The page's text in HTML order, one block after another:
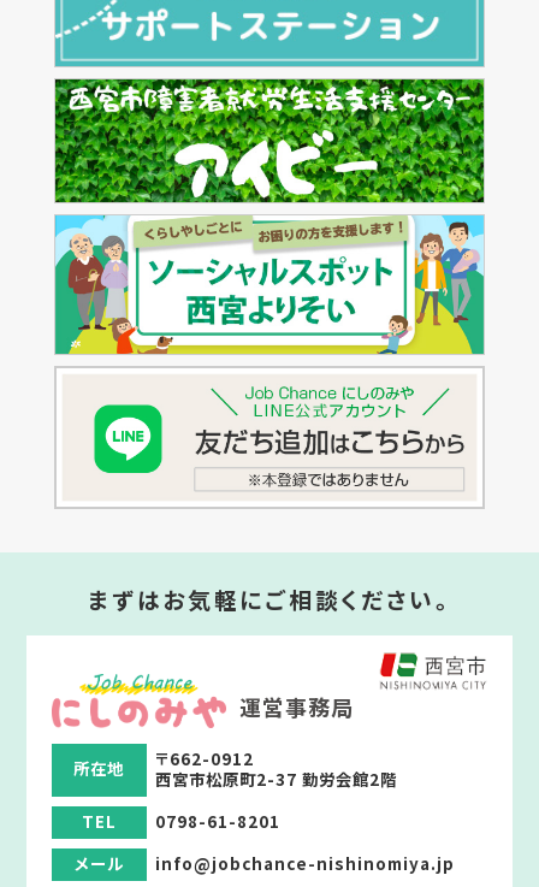
まずはお気軽にご相談ください。
運営事務局
所在地
〒662-0912
西宮市松原町2-37 勤労会館2階
TEL
0798-61-8201
メール
info@jobchance-nishinomiya.jp